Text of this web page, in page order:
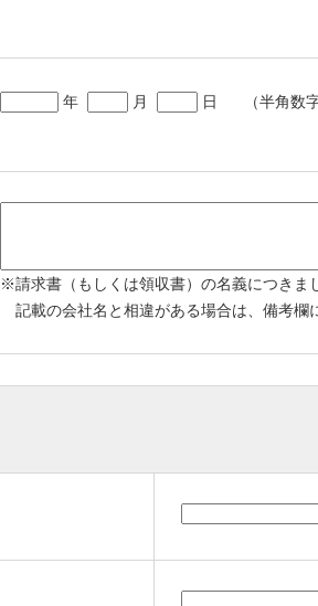
年 月 日 （半角数字
※請求書（もしくは領収書）の名義につきま
記載の会社名と相違がある場合は、備考欄